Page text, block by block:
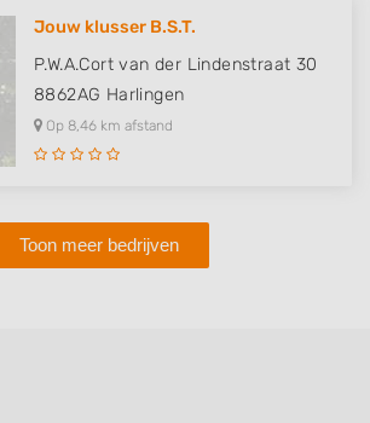
Jouw klusser B.S.T.
P.W.A.Cort van der Lindenstraat 30
8862AG Harlingen
Op 8,46 km afstand
Toon meer bedrijven